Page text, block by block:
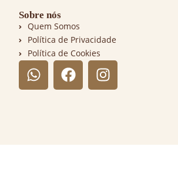
Sobre nós
Quem Somos
Política de Privacidade
Política de Cookies